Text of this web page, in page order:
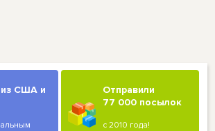
США и
Отправили
77 000 посылок
с 2010 года!